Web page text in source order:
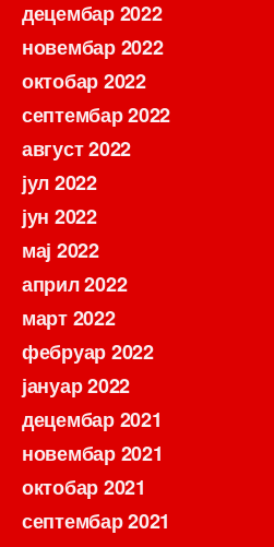
децембар 2022
новембар 2022
октобар 2022
септембар 2022
август 2022
јул 2022
јун 2022
мај 2022
април 2022
март 2022
фебруар 2022
јануар 2022
децембар 2021
новембар 2021
октобар 2021
септембар 2021